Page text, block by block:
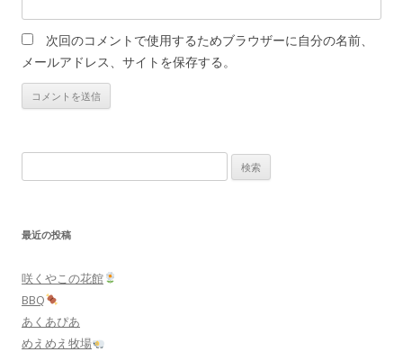
次回のコメントで使用するためブラウザーに自分の名前、
メールアドレス、サイトを保存する。
索:
最近の投稿
咲くやこの花館
BBQ
あくあぴあ
めえめえ牧場